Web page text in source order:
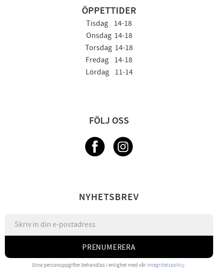
ÖPPETTIDER
Tisdag 14-18
Onsdag 14-18
Torsdag 14-18
Fredag 14-18
Lördag 11-14
FÖLJ OSS
NYHETSBREV
PRENUMERERA
Dina personuppgifter behandlas i enlighet med vår integritetspolicy.